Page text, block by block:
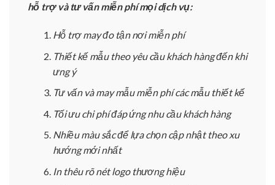
hỗ trợ và tư vấn miễn phí mọi dịch vụ:
Hỗ trợ may đo tận nơi miễn phí
Thiết kế mẫu theo yêu cầu khách hàng đến khi
ưng ý
Tư vấn và may mẫu miễn phí các mẫu thiết kế
Tối ưu chi phí đáp ứng nhu cầu khách hàng
Nhiều màu sắc để lựa chọn cập nhật theo xu
hướng mới nhất
In thêu rõ nét logo thương hiệu